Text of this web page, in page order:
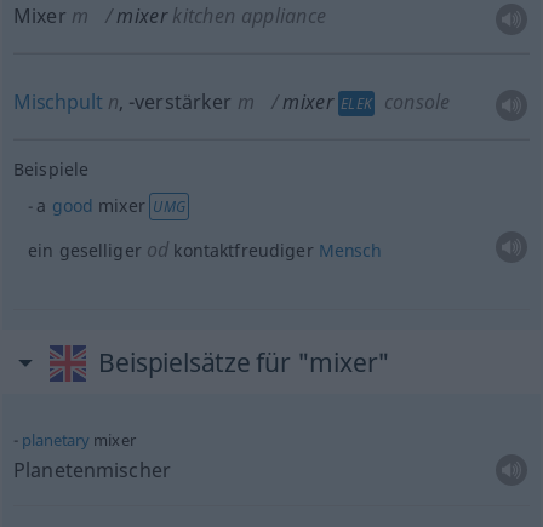
Mixer m mixer kitchen appliance
Mischpult n, -verstärker m mixer ELEK console
Beispiele
a good mixer UMG
ein geselligerod kontaktfreudiger Mensch
Beispielsätze für "mixer"
planetary mixer
Planetenmischer